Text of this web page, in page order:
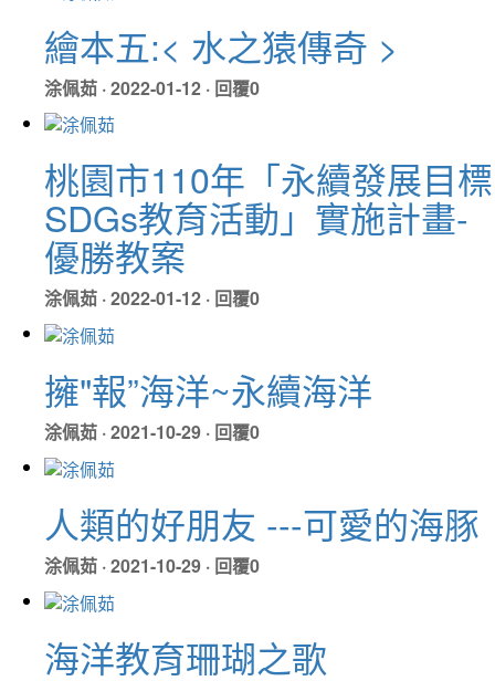
繪本五:< 水之猿傳奇 >
涂佩茹 · 2022-01-12 · 回覆0
桃園市110年「永續發展目標
SDGs教育活動」實施計畫-
優勝教案
涂佩茹 · 2022-01-12 · 回覆0
擁"報”海洋~永續海洋
涂佩茹 · 2021-10-29 · 回覆0
人類的好朋友 ---可愛的海豚
涂佩茹 · 2021-10-29 · 回覆0
海洋教育珊瑚之歌